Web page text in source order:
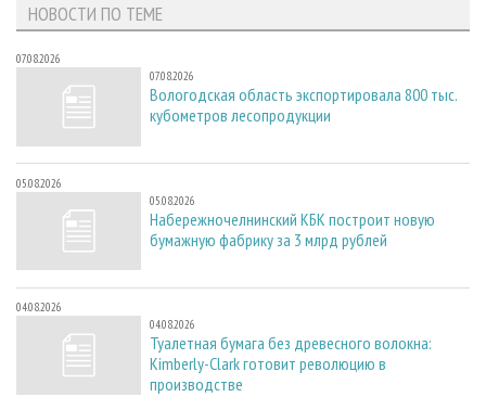
НОВОСТИ ПО ТЕМЕ
07.08.2026
07.08.2026
Вологодская область экспортировала 800 тыс.
кубометров лесопродукции
05.08.2026
05.08.2026
Набережночелнинский КБК построит новую
бумажную фабрику за 3 млрд рублей
04.08.2026
04.08.2026
Туалетная бумага без древесного волокна:
Kimberly-Clark готовит революцию в
производстве